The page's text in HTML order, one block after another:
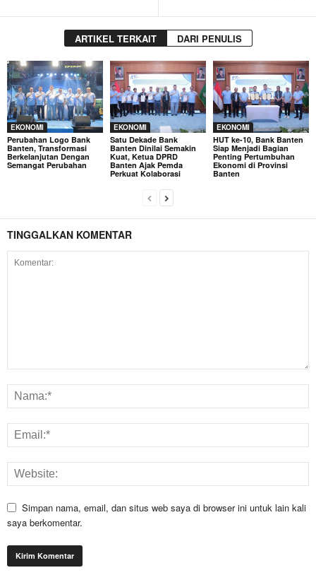
ARTIKEL TERKAIT DARI PENULIS
EKONOMI
Perubahan Logo Bank
Banten, Transformasi
Berkelanjutan Dengan
Semangat Perubahan
EKONOMI
Satu Dekade Bank
Banten Dinilai Semakin
Kuat, Ketua DPRD
Banten Ajak Pemda
Perkuat Kolaborasi
EKONOMI
HUT ke-10, Bank Banten
Siap Menjadi Bagian
Penting Pertumbuhan
Ekonomi di Provinsi
Banten
TINGGALKAN KOMENTAR
Simpan nama, email, dan situs web saya di browser ini untuk lain kali
saya berkomentar.